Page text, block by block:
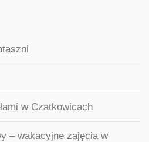
w Czatkowicach
– wakacyjne zajęcia w